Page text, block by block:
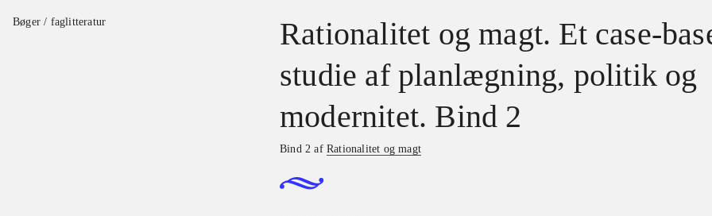
Bøger / faglitteratur
Rationalitet og magt. Et case-
studie af planlægning, politik og
modernitet. Bind 2
Bind 2 afRationalitet og magt